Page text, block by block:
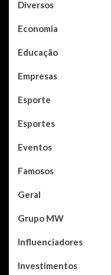
Diversos
Economia
Educação
Empresas
Esporte
Esportes
Eventos
Famosos
Geral
Grupo MW
Influenciadores
Investimentos